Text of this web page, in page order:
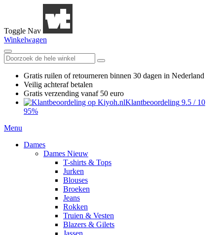
Toggle Nav
Winkelwagen
Gratis ruilen of retourneren binnen 30 dagen in Nederland
Veilig achteraf betalen
Gratis verzending vanaf 50 euro
Klantbeoordeling 9.5 / 10
95%
Menu
Dames
Dames Nieuw
T-shirts & Tops
Jurken
Blouses
Broeken
Jeans
Rokken
Truien & Vesten
Blazers & Gilets
Jassen